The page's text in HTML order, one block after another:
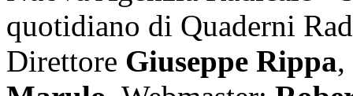
quotidiano di Quaderni
Direttore Giuseppe Rippa,